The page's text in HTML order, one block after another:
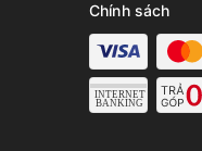
Chính sách